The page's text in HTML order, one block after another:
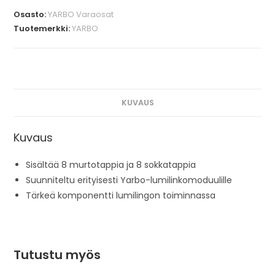
Osasto:YARBO Varaosat
Tuotemerkki:YARBO
KUVAUS
Kuvaus
Sisältää 8 murtotappia ja 8 sokkatappia
Suunniteltu erityisesti Yarbo-lumilinkomoduulille
Tärkeä komponentti lumilingon toiminnassa
Tutustu myös